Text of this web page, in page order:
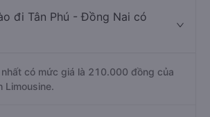
đi Tân Phú - Đồng Nai có
nhất có mức giá là 210.000 đồng của
Limousine.